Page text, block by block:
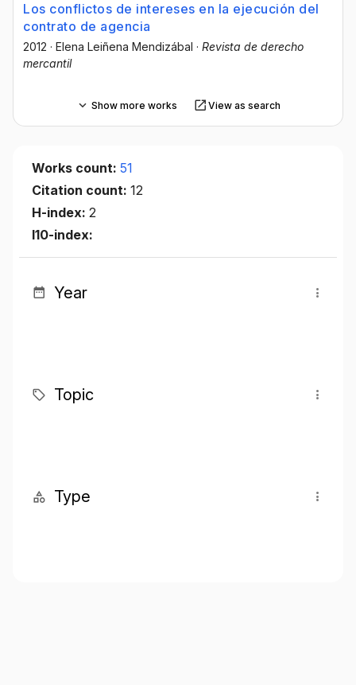
Los conflictos de intereses en la ejecución del
contrato de agencia
2012 · Elena Leiñena Mendizábal · Revista de derecho
mercantil
Show more works View as search
Works count: 51
Citation count: 12
H-index: 2
I10-index:
Year
Topic
Type